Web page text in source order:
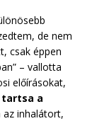
de nem
csak éppen
– vallotta
előírásokat,
tartsa a
az inhalátort,